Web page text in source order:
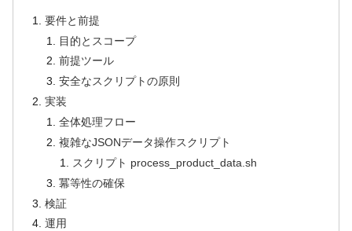
要件と前提
目的とスコープ
前提ツール
安全なスクリプトの原則
実装
全体処理フロー
複雑なJSONデータ操作スクリプト
スクリプト process_product_data.sh
冪等性の確保
検証
運用